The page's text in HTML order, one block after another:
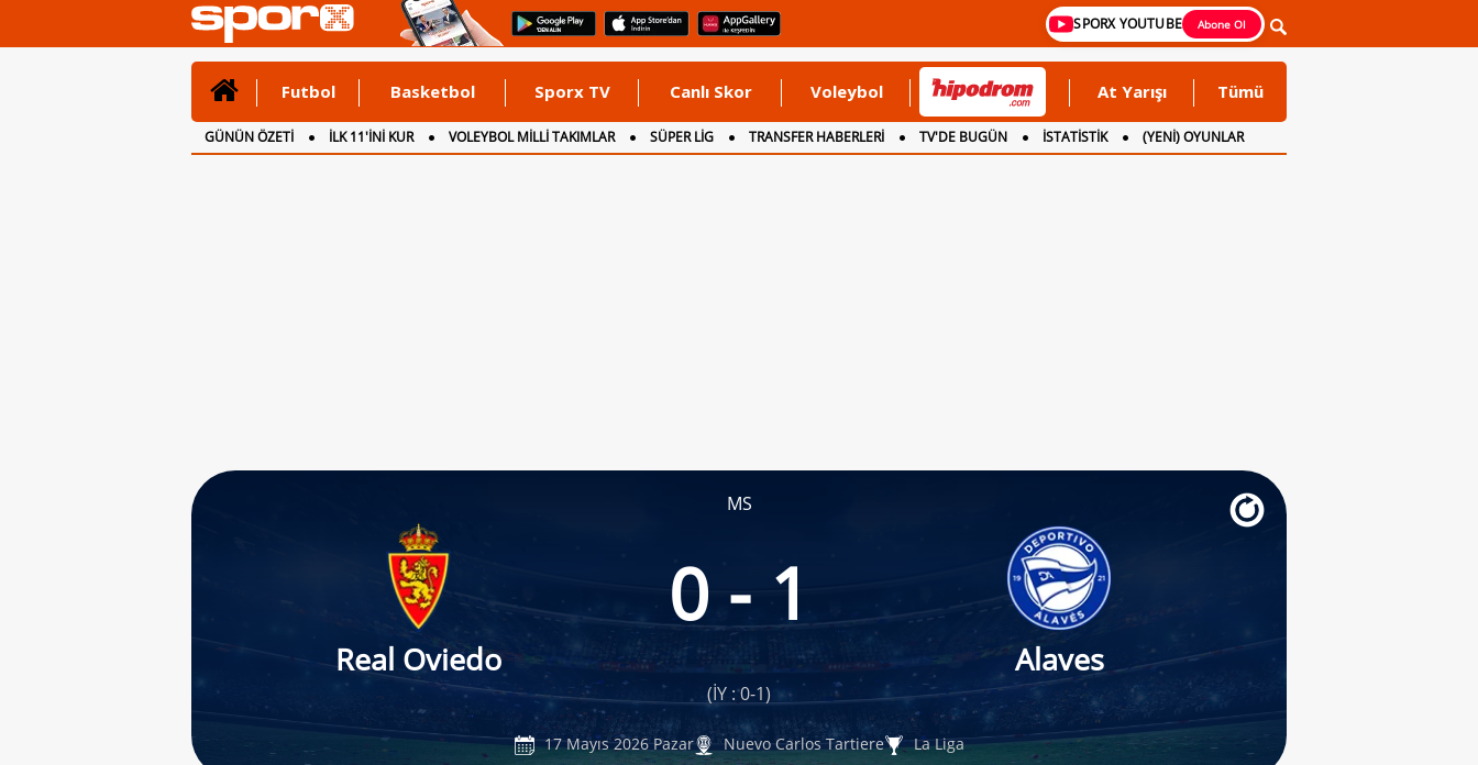
SPORX YOUTUBE Abone Ol
Futbol Basketbol Sporx TV Canlı Skor Voleybol At Yarışı Tümü
GÜNÜN ÖZETİ İLK 11'İNİ KUR VOLEYBOL MİLLİ TAKIMLAR SÜPER LİG TRANSFER HABERLERİ TV'DE BUGÜN İSTATİSTİK
(YENİ) OYUNLAR
CANLI ANLATIM
İNGİLTERE
MS
Real Oviedo
0 - 1
Alaves
(İY : 0-1)
17 Mayıs 2026 Pazar Nuevo Carlos Tartiere La Liga